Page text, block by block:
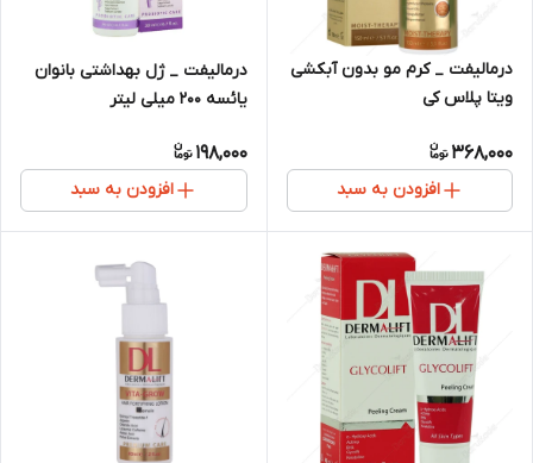
درمالیفت _ کرم مو بدون آبکشی
ویتا پلاس کی
368,000
افزودن به سبد
درمالیفت _ ژل بهداشتی بانوان
یائسه 200 میلی لیتر
198,000
افزودن به سبد